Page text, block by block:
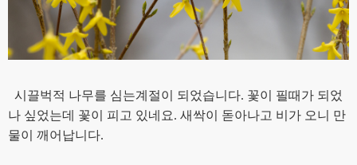
시끌벅적 나무를 심는계절이 되었습니다. 꽃이 필때가 되었
나 싶었는데 꽃이 피고 있네요. 새싹이 돋아나고 비가 오니 만
물이 깨어납니다.